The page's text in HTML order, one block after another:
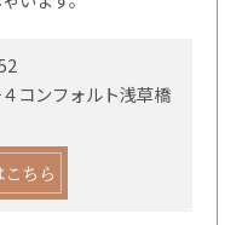
コンフォルト浅草橋
ちら